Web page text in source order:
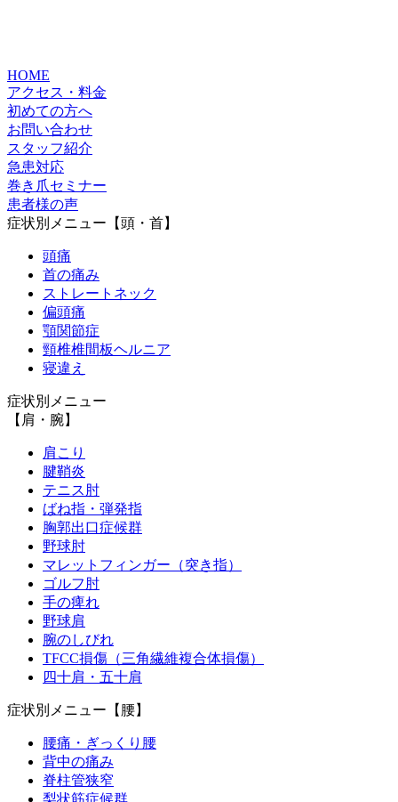
HOME
アクセス・料金
初めての方へ
お問い合わせ
スタッフ紹介
急患対応
巻き爪セミナー
患者様の声
症状別メニュー【頭・首】
頭痛
首の痛み
ストレートネック
偏頭痛
顎関節症
頸椎椎間板ヘルニア
寝違え
症状別メニュー
【肩・腕】
肩こり
腱鞘炎
テニス肘
ばね指・弾発指
胸郭出口症候群
野球肘
マレットフィンガー（突き指）
ゴルフ肘
手の痺れ
野球肩
腕のしびれ
TFCC損傷（三角繊維複合体損傷）
四十肩・五十肩
症状別メニュー【腰】
腰痛・ぎっくり腰
背中の痛み
脊柱管狭窄
梨状筋症候群